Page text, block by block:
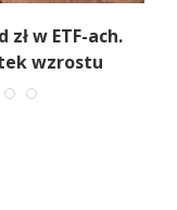
w ETF-ach.
wzrostu